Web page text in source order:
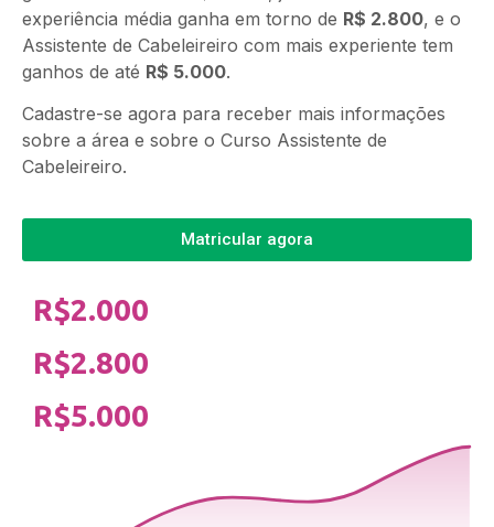
experiência média ganha em torno de R$ 2.800, e o
Assistente de Cabeleireiro com mais experiente tem
ganhos de até R$ 5.000.
Cadastre-se agora para receber mais informações
sobre a área e sobre o Curso Assistente de
Cabeleireiro.
Matricular agora
R$2.000
R$2.800
R$5.000